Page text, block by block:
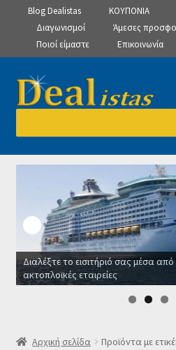
Blog Dealistas ΚΟΥΠΟΝΙΑ
Διαγωνισμοί
Άμεσες
Ποιοί είμαστε
Επικοινωνία
Απευθείας
μετάβαση
πλοήγηση
Μετάβαση
σε
Αρχική
Manage Subscriptions
Manage Subscriptions
Manage Subscriptions
SLIDER
Διαλέξτε το εισιτήριό σας μέσα
ακτοπλοϊκές εταιρείες
Αρχική σελίδα Προϊόντα με